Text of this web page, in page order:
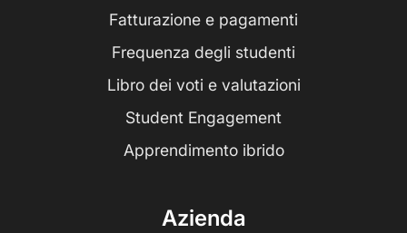
Fatturazione e pagamenti
Frequenza degli studenti
Libro dei voti e valutazioni
Student Engagement
Apprendimento ibrido
Azienda